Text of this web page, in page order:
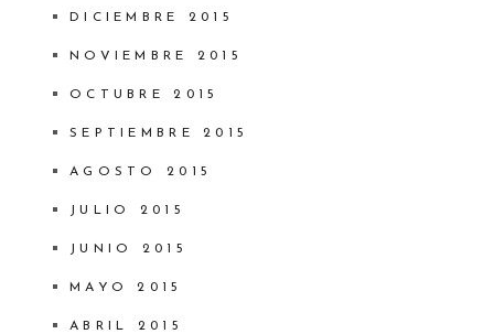
DICIEMBRE 2015
NOVIEMBRE 2015
OCTUBRE 2015
SEPTIEMBRE 2015
AGOSTO 2015
JULIO 2015
JUNIO 2015
MAYO 2015
ABRIL 2015